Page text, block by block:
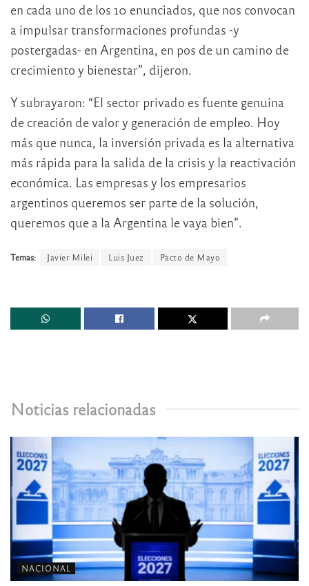
en cada uno de los 10 enunciados, que nos convocan
a impulsar transformaciones profundas -y
postergadas- en Argentina, en pos de un camino de
crecimiento y bienestar”, dijeron.
Y subrayaron: “El sector privado es fuente genuina
de creación de valor y generación de empleo. Hoy
más que nunca, la inversión privada es la alternativa
más rápida para la salida de la crisis y la reactivación
económica. Las empresas y los empresarios
argentinos queremos ser parte de la solución,
queremos que a la Argentina le vaya bien”.
Temas: Javier Milei Luis Juez Pacto de Mayo
Noticias relacionadas
NACIONAL